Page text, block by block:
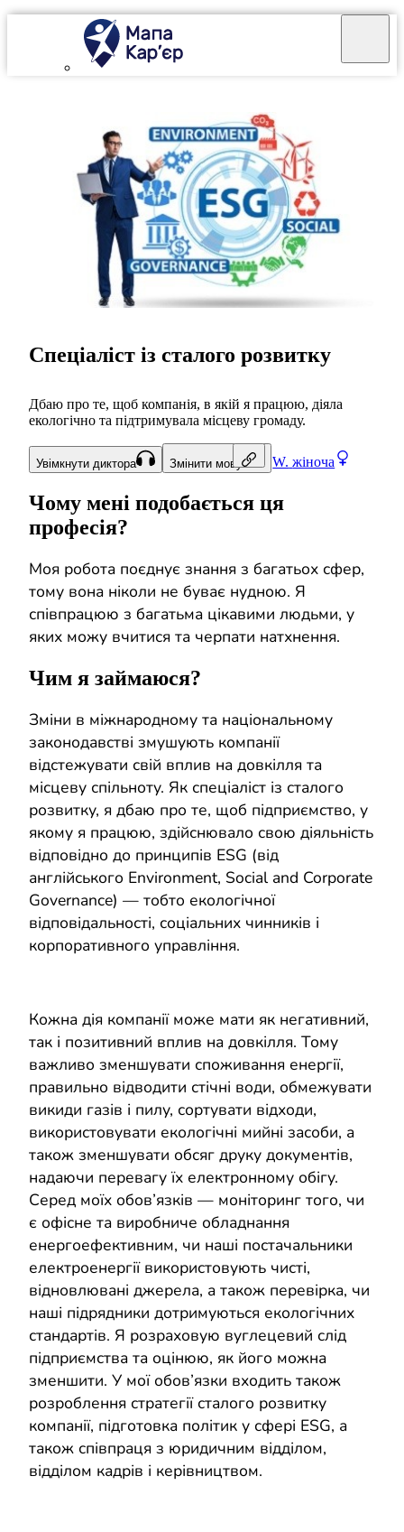
W. жіноча
Спеціаліст із сталого розвитку
Дбаю про те, щоб компанія, в якій я працюю, діяла
екологічно та підтримувала місцеву громаду.
Увімкнути диктора Змінити мову
Чому мені подобається ця
професія?
Моя робота поєднує знання з багатьох сфер,
тому вона ніколи не буває нудною. Я
співпрацюю з багатьма цікавими людьми, у
яких можу вчитися та черпати натхнення.
Чим я займаюся?
Зміни в міжнародному та національному
законодавстві змушують компанії
відстежувати свій вплив на довкілля та
місцеву спільноту. Як спеціаліст із сталого
розвитку, я дбаю про те, щоб підприємство, у
якому я працюю, здійснювало свою діяльність
відповідно до принципів ESG (від
англійського Environment, Social and Corporate
Governance) — тобто екологічної
відповідальності, соціальних чинників і
корпоративного управління.
Кожна дія компанії може мати як негативний,
так і позитивний вплив на довкілля. Тому
важливо зменшувати споживання енергії,
правильно відводити стічні води, обмежувати
викиди газів і пилу, сортувати відходи,
використовувати екологічні мийні засоби, а
також зменшувати обсяг друку документів,
надаючи перевагу їх електронному обігу.
Серед моїх обов’язків — моніторинг того, чи
є офісне та виробниче обладнання
енергоефективним, чи наші постачальники
електроенергії використовують чисті,
відновлювані джерела, а також перевірка, чи
наші підрядники дотримуються екологічних
стандартів. Я розраховую вуглецевий слід
підприємства та оцінюю, як його можна
зменшити. У мої обов’язки входить також
розроблення стратегії сталого розвитку
компанії, підготовка політик у сфері ESG, а
також співпраця з юридичним відділом,
відділом кадрів і керівництвом.